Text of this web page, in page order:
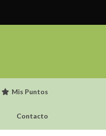
Mis Puntos
Contacto